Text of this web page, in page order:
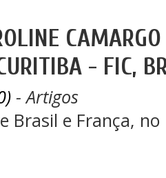
- FIC,
- Artigos
Brasil e França,